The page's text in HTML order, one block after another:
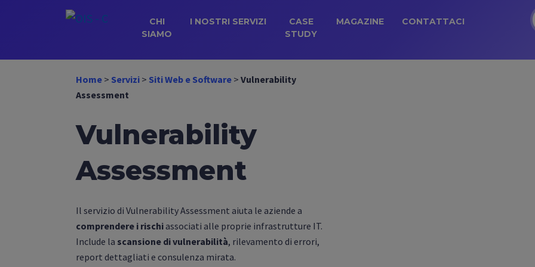
CHI
SIAMO
I NOSTRI SERVIZI
CASE
STUDY
MAGAZINE CONTATTACI
Home > Servizi > Siti Web e Software > Vulnerability
Assessment
Vulnerability
Assessment
Il servizio di Vulnerability Assessment aiuta le aziende a
comprendere i rischi associati alle proprie infrastrutture IT.
Include la scansione di vulnerabilità, rilevamento di errori,
report dettagliati e consulenza mirata.